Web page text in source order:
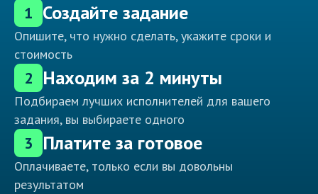
1 Создайте задание
Опишите, что нужно сделать, укажите сроки и
стоимость
2 Находим за 2 минуты
Подбираем лучших исполнителей для вашего
задания, вы выбираете одного
3 Платите за готовое
Оплачиваете, только если вы довольны
результатом